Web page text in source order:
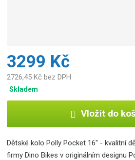
3299 Kč
2726,45 Kč bez DPH
Skladem
Vložit do
Dětské kolo Polly Pocket 16" - kvalitní
firmy Dino Bikes v originálním designu